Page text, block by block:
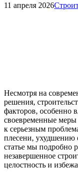
11 апреля 2026
Несмотря на
решения,
факторов, особенно
своевременные меры
к серьезным
плесени, ухудшению
статье мы подробно
незавершенное
целостность и